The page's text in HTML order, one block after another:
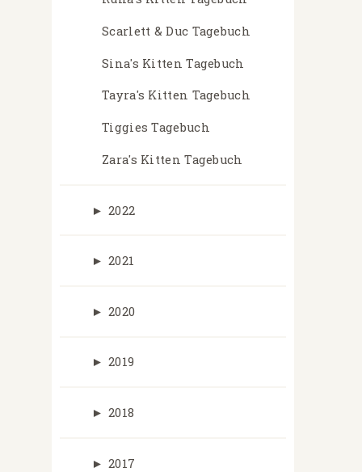
Scarlett & Duc Tagebuch
Sina's Kitten Tagebuch
Tayra's Kitten Tagebuch
Tiggies Tagebuch
Zara's Kitten Tagebuch
► 2022
► 2021
► 2020
► 2019
► 2018
► 2017